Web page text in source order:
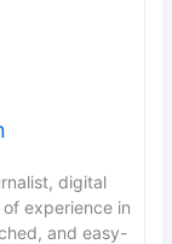
digital
experience in
and easy-